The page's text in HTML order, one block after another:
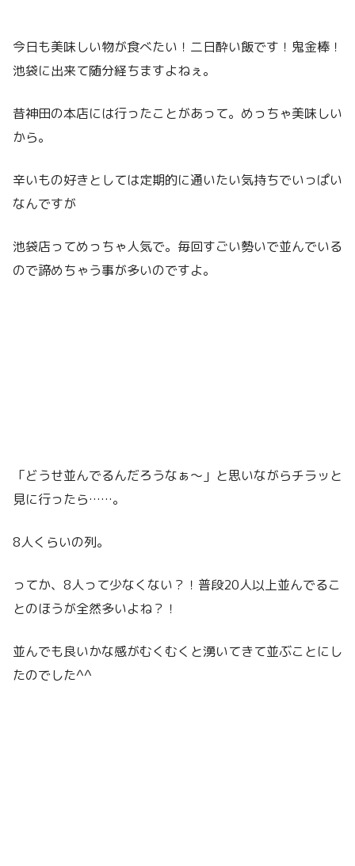
今日も美味しい物が食べたい！二日酔い飯です！鬼金棒！
池袋に出来て随分経ちますよねぇ。
昔神田の本店には行ったことがあって。めっちゃ美味しい
から。
辛いもの好きとしては定期的に通いたい気持ちでいっぱい
なんですが
池袋店ってめっちゃ人気で。毎回すごい勢いで並んでいる
ので諦めちゃう事が多いのですよ。
「どうせ並んでるんだろうなぁ〜」と思いながらチラッと
見に行ったら……。
8人くらいの列。
ってか、8人って少なくない？！普段20人以上並んでるこ
とのほうが全然多いよね？！
並んでも良いかな感がむくむくと湧いてきて並ぶことにし
たのでした^^